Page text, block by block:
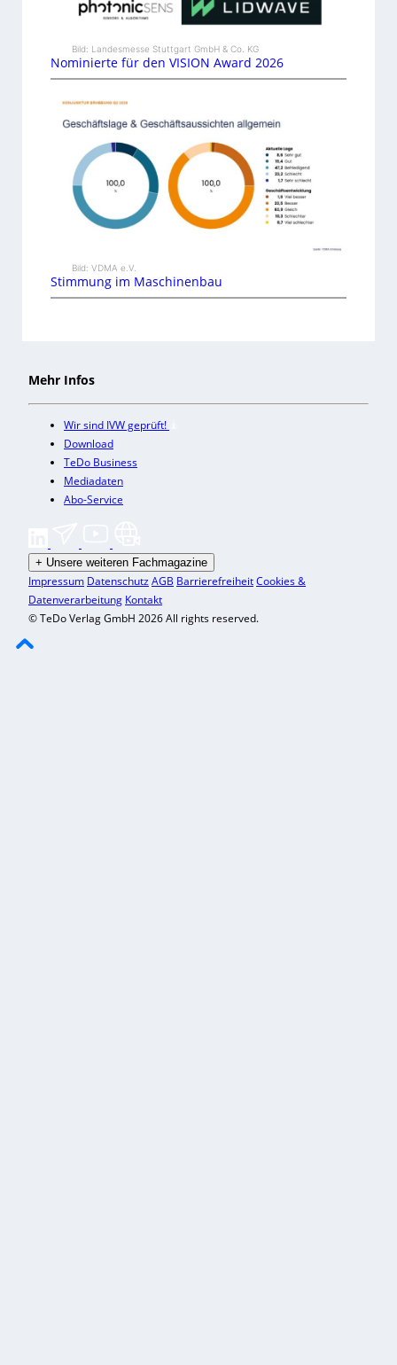
Bild: Landesmesse Stuttgart GmbH & Co. KG
Nominierte für den VISION Award 2026
Bild: VDMA e.V.
Stimmung im Maschinenbau
Mehr Infos
Wir sind IVW geprüft!
Download
TeDo Business
Mediadaten
Abo-Service
+ Unsere weiteren Fachmagazine
Impressum DatenschutzAGB BarrierefreiheitCookies &
Datenverarbeitung Kontakt
© TeDo Verlag GmbH 2026 All rights reserved.